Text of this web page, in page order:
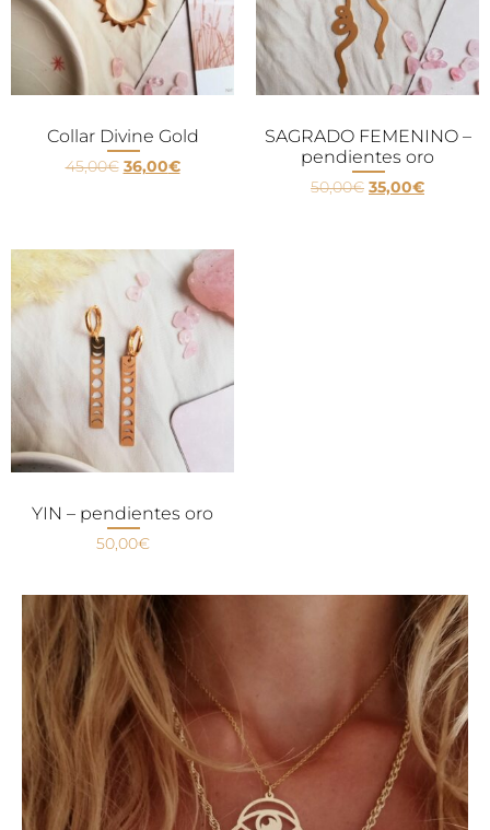
Collar Divine Gold
45,00€ 36,00€
SAGRADO FEMENINO –
pendientes oro
50,00€ 35,00€
YIN – pendientes oro
50,00€